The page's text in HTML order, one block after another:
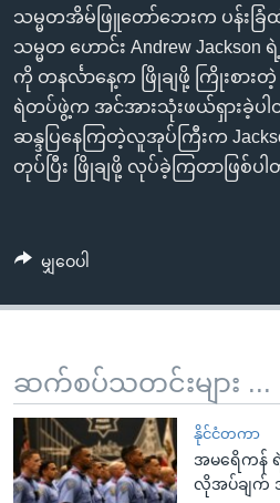
ရှာဖွေ
ရန်
နေရာ
သို့
ကျော်
ရန်
ဘာသာစကားများ
သမ္မတအိမ်ဖြူတော်ဘေးက ပန်းခြံ
သမ္မတ ဟောင်း Andrew Jackson
ကို တနင်္လာနေ့က ဖြိုချဖို့ ကြိုးစား
ရဲတပ်ဖွဲ့က အင်အားသုံးဖယ်ရှားခဲ့ပါတ
ဆန္ဒပြနေကြတဲ့လူအုပ်ကြီးက
တုပ်ပြီး ဖြိုချဖို့ လုပ်ခဲ့ကြတာဖြစ်ပ
မျှဝေပါ
ဆက်စပ်သတင်းများ ...
နိုင်ငံတကာ
အမရေိကန် ရဲ
လိုအပ်ချက်